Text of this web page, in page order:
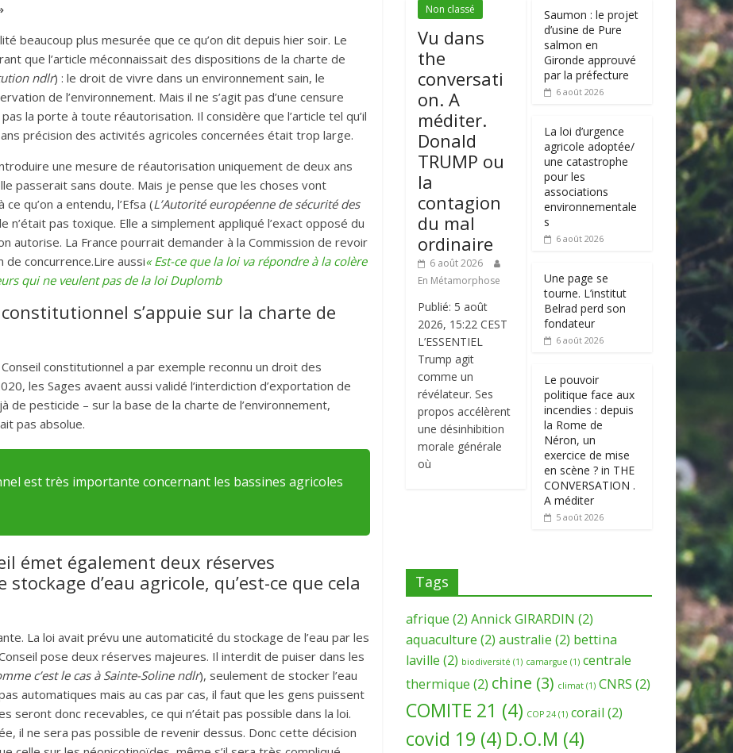
beaucoup plus mesurée que ce qu’on dit depuis hier soir. Le
que l’article méconnaissait des dispositions de la charte de
ndlr) : le droit de vivre dans un environnement sain, le
de l’environnement. Mais il ne s’agit pas d’une censure
la porte à toute réautorisation. Il considère que l’article tel qu’il
précision des activités agricoles concernées était trop large.
une mesure de réautorisation uniquement de deux ans
passerait sans doute. Mais je pense que les choses vont
qu’on a entendu, l’Efsa (L’Autorité européenne de sécurité des
n’était pas toxique. Elle a simplement appliqué l’exact opposé du
autorise. La France pourrait demander à la Commission de revoir
de concurrence.Lire aussi« Est-ce que la loi va répondre à la colère
qui ne veulent pas de la loi Duplomb
s’appuie sur la charte de
constitutionnel a par exemple reconnu un droit des
les Sages avaent aussi validé l’interdiction d’exportation de
de pesticide – sur la base de la charte de l’environnement,
pas absolue.
est très importante concernant les bassines agricoles
émet également deux réserves
d’eau agricole, qu’est-ce que cela
La loi avait prévu une automaticité du stockage de l’eau par les
pose deux réserves majeures. Il interdit de puiser dans les
c’est le cas à Sainte-Soline ndlr), seulement de stocker l’eau
automatiques mais au cas par cas, il faut que les gens puissent
seront donc recevables, ce qui n’était pas possible dans la loi.
il ne sera pas possible de revenir dessus. Donc cette décision
Non classé
Vu dans
the
conversati
on. A
méditer.
Donald
TRUMP ou
la
contagion
du mal
ordinaire
6 août 2026
En Métamorphose
Publié: 5 août
2026, 15:22 CEST
L’ESSENTIEL
Trump agit
comme un
révélateur. Ses
propos accélèrent
une désinhibition
morale générale
où
Saumon : le projet
d’usine de Pure
salmon en
Gironde approuvé
par la préfecture
6 août 2026
La loi d’urgence
agricole adoptée/
une catastrophe
pour les
associations
environnementale
s
6 août 2026
Une page se
tourne. L’institut
Belrad perd son
fondateur
6 août 2026
Le pouvoir
politique face aux
incendies : depuis
la Rome de
Néron, un
exercice de mise
en scène ? in THE
CONVERSATION .
A méditer
5 août 2026
Tags
afrique (2) Annick GIRARDIN (2)
aquaculture (2) australie (2) bettina
laville (2) biodiversité (1) camargue (1) centrale
thermique (2) chine (3) climat (1) CNRS (2)
COMITE 21 (4) COP 24 (1) corail (2)
covid 19 (4) D.O.M (4)